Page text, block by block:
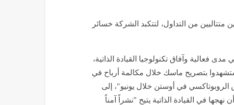
"تسلا" بنسبة 6.1% خلال يومين متتاليين من التداول، لتتكبد الشركة خسائر
فعالية وآفاق تكنولوجيا القيادة الذاتية،
بتصريح ماسك خلال مكالمة أرباح في
الروبوتاكسي في أوستن خلال يونيو"، إلى
في القيادة الذاتية يتيح "نشراً آمناً